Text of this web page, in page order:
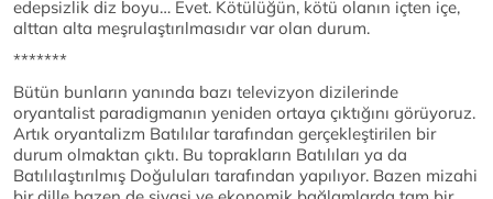
edepsizlik diz boyu… Evet. Kötülüğün, kötü olanın içten içe,
alttan alta meşrulaştırılmasıdır var olan durum.
*******
Bütün bunların yanında bazı televizyon dizilerinde
oryantalist paradigmanın yeniden ortaya çıktığını görüyoruz.
Artık oryantalizm Batılılar tarafından gerçekleştirilen bir
durum olmaktan çıktı. Bu toprakların Batılıları ya da
Batılılaştırılmış Doğuluları tarafından yapılıyor. Bazen mizahi